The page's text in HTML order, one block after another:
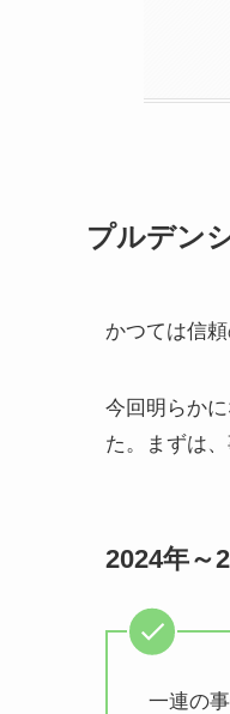
プルデン
かつては信
今回明らか
た。まずは
2024年～
一連の